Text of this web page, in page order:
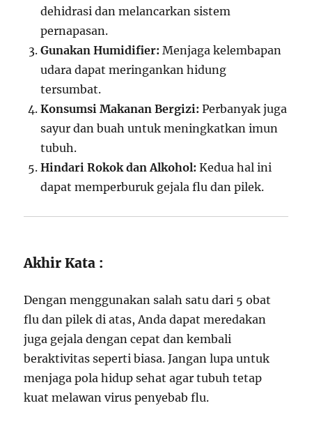
dehidrasi dan melancarkan sistem
pernapasan.
Gunakan Humidifier: Menjaga kelembapan
udara dapat meringankan hidung
tersumbat.
Konsumsi Makanan Bergizi: Perbanyak juga
sayur dan buah untuk meningkatkan imun
tubuh.
Hindari Rokok dan Alkohol: Kedua hal ini
dapat memperburuk gejala flu dan pilek.
Akhir Kata :
Dengan menggunakan salah satu dari 5 obat
flu dan pilek di atas, Anda dapat meredakan
juga gejala dengan cepat dan kembali
beraktivitas seperti biasa. Jangan lupa untuk
menjaga pola hidup sehat agar tubuh tetap
kuat melawan virus penyebab flu.